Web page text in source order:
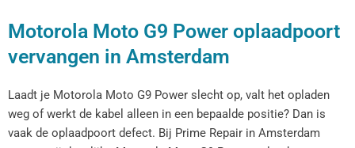
Motorola Moto G9 Power oplaadpoort
vervangen in Amsterdam
Laadt je Motorola Moto G9 Power slecht op, valt het opladen
weg of werkt de kabel alleen in een bepaalde positie? Dan is
vaak de oplaadpoort defect. Bij Prime Repair in Amsterdam